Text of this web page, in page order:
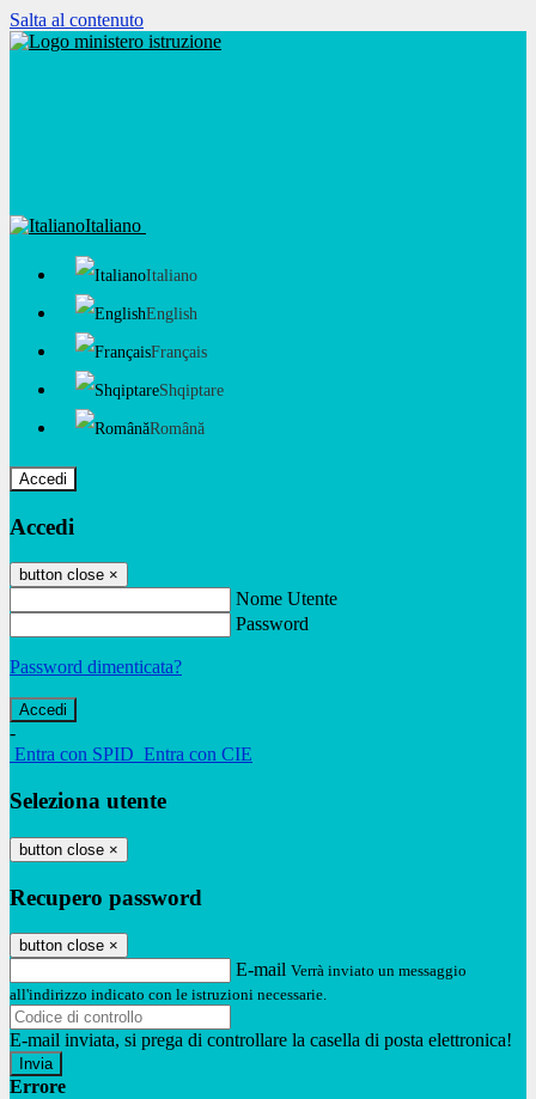
Salta al contenuto
Italiano
Italiano
English
Français
Shqiptare
Română
Accedi
Accedi
button close ×
Nome Utente
Password
Password dimenticata?
-
Entra con SPID Entra con CIE
Seleziona utente
button close ×
Recupero password
button close ×
E-mail Verrà inviato un messaggio
all'indirizzo indicato con le istruzioni necessarie.
E-mail inviata, si prega di controllare la casella di posta elettronica!
Errore